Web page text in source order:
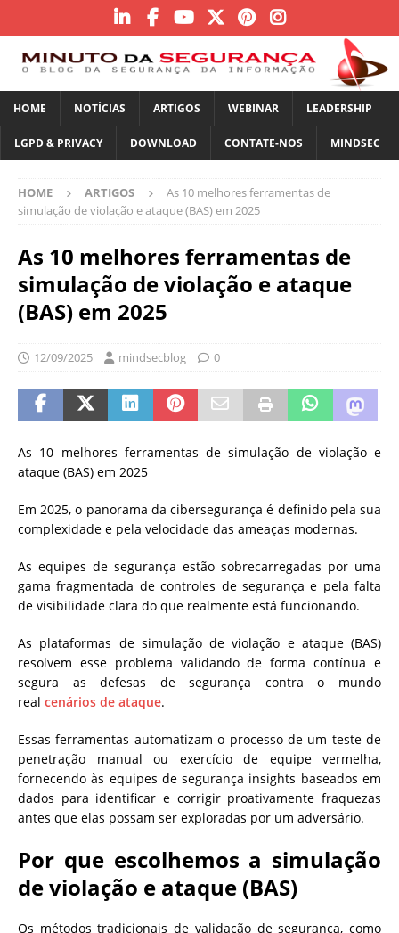
HOME NOTÍCIAS ARTIGOS WEBINAR LEADERSHIP
LGPD & PRIVACY DOWNLOAD CONTATE-NOS MINDSEC
HOME ARTIGOS
As 10 melhores ferramentas de
simulação de violação e ataque (BAS) em 2025
As 10 melhores ferramentas de
simulação de violação e ataque
(BAS) em 2025
12/09/2025 mindsecblog 0
As 10 melhores ferramentas de simulação de violação e
ataque (BAS) em 2025
Em 2025, o panorama da cibersegurança é definido pela sua
complexidade e pela velocidade das ameaças modernas.
As equipes de segurança estão sobrecarregadas por uma
gama fragmentada de controles de segurança e pela falta
de visibilidade clara do que realmente está funcionando.
As plataformas de simulação de violação e ataque (BAS)
resolvem esse problema validando de forma contínua e
segura as defesas de segurança contra o mundo
real cenários de ataque.
Essas ferramentas automatizam o processo de um teste de
penetração manual ou exercício de equipe vermelha,
fornecendo às equipes de segurança insights baseados em
dados para identificar e corrigir proativamente fraquezas
antes que elas possam ser exploradas por um adversário.
Por que escolhemos a simulação
de violação e ataque (BAS)
Os métodos tradicionais de validação de segurança, como